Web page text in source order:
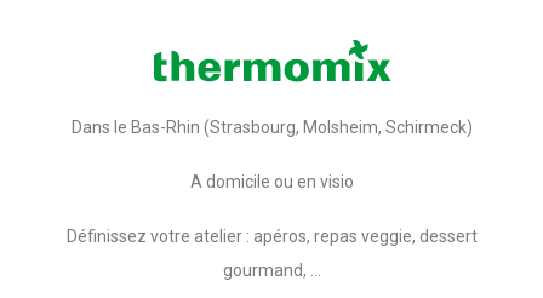
Dans le Bas-Rhin (Strasbourg, Molsheim, Schirmeck)
A domicile ou en visio
Définissez votre atelier : apéros, repas veggie, dessert
gourmand, …